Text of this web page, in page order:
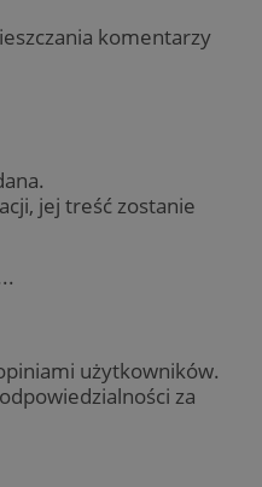
komentarzy
jej treść zostanie
użytkowników.
za